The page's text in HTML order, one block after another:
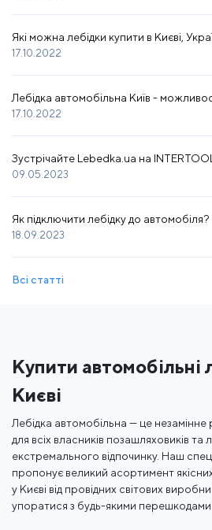
Які можна лебідки купити в Києві,
17.10.2022
Лебідка автомобільна Київ -
17.10.2022
Зустрічайте Lebedka.ua на
09.05.2023
Як підключити лебідку до автомобіля?
18.09.2023
Всі статті
Купити автомобільні
Києві
Лебідка автомобільна — це
для всіх власників позашляховиків та
екстремального відпочинку. Наш
пропонує великий асортимент
у Києві від провідних світових
упоратися з будь-якими перешкодами